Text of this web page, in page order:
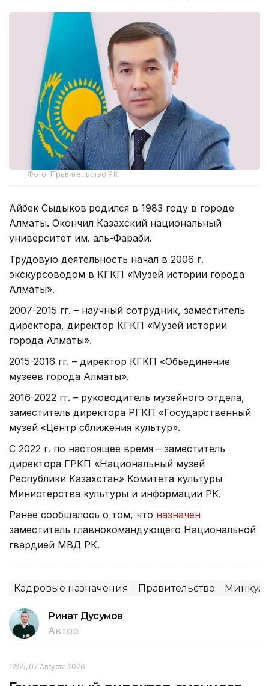
Фото: Правительство РК
Айбек Сыдыков родился в 1983 году в городе
Алматы. Окончил Казахский национальный
университет им. аль-Фараби.
Трудовую деятельность начал в 2006 г.
экскурсоводом в КГКП «Музей истории города
Алматы».
2007-2015 гг. – научный сотрудник, заместитель
директора, директор КГКП «Музей истории
города Алматы».
2015-2016 гг. – директор КГКП «Обьединение
музеев города Алматы».
2016-2022 гг. – руководитель музейного отдела,
заместитель директора РГКП «Государственный
музей «Центр сближения культур».
С 2022 г. по настоящее время – заместитель
директора ГРКП «Национальный музей
Республики Казахстан» Комитета культуры
Министерства культуры и информации РК.
Ранее сообщалось о том, что назначен
заместитель главнокомандующего Национальной
гвардией МВД РК.
Кадровые назначения Правительство
Ринат Дусумов
Автор
12:55, 07 Августа 2026